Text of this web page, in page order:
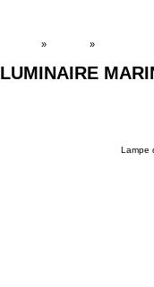
» »
LUMINAIRE
Lampe